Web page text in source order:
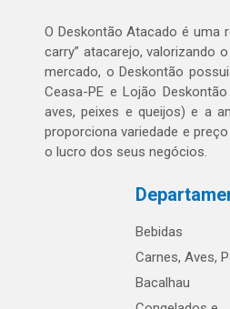
O Deskontão Atacado é uma
carry” atacarejo, valorizando
mercado, o Deskontão
Ceasa-PE e Lojão
aves, peixes e queijos) e a
proporciona variedade e
o lucro dos seus negócios.
Bebidas
Carnes, Aves,
Bacalhau